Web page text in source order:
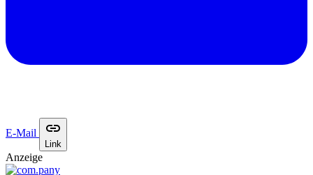
E-Mail
Link
Anzeige